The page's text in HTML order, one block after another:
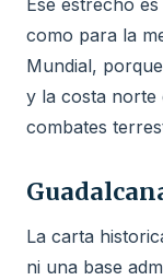
Ese estrecho
como para la
Mundial,
y la costa norte
combates
La carta
ni una base